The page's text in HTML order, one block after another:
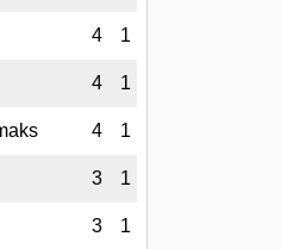
4 1
4 1
4 1
3 1
3 1